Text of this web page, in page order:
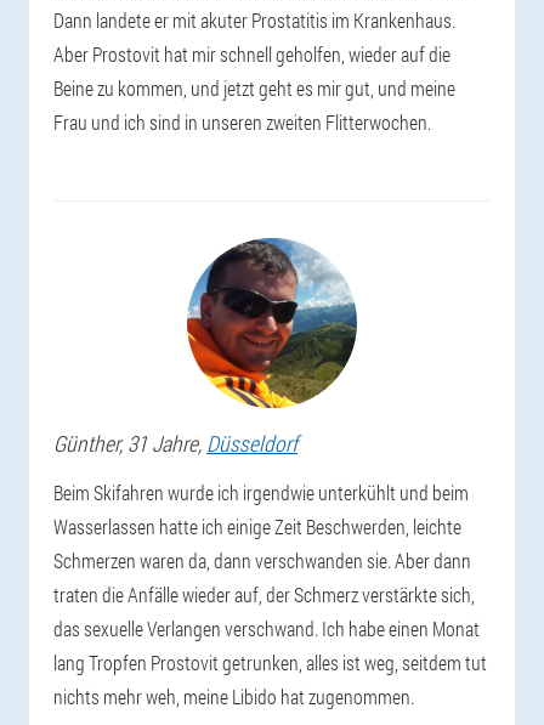
Dann landete er mit akuter Prostatitis im Krankenhaus.
Aber Prostovit hat mir schnell geholfen, wieder auf die
Beine zu kommen, und jetzt geht es mir gut, und meine
Frau und ich sind in unseren zweiten Flitterwochen.
Günther, 31 Jahre, Düsseldorf
Beim Skifahren wurde ich irgendwie unterkühlt und beim
Wasserlassen hatte ich einige Zeit Beschwerden, leichte
Schmerzen waren da, dann verschwanden sie. Aber dann
traten die Anfälle wieder auf, der Schmerz verstärkte sich,
das sexuelle Verlangen verschwand. Ich habe einen Monat
lang Tropfen Prostovit getrunken, alles ist weg, seitdem tut
nichts mehr weh, meine Libido hat zugenommen.